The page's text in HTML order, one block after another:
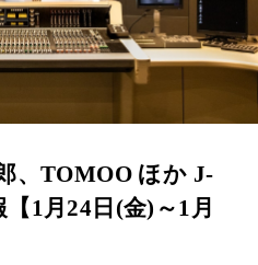
、TOMOO ほか J-
1月24日(金)～1月